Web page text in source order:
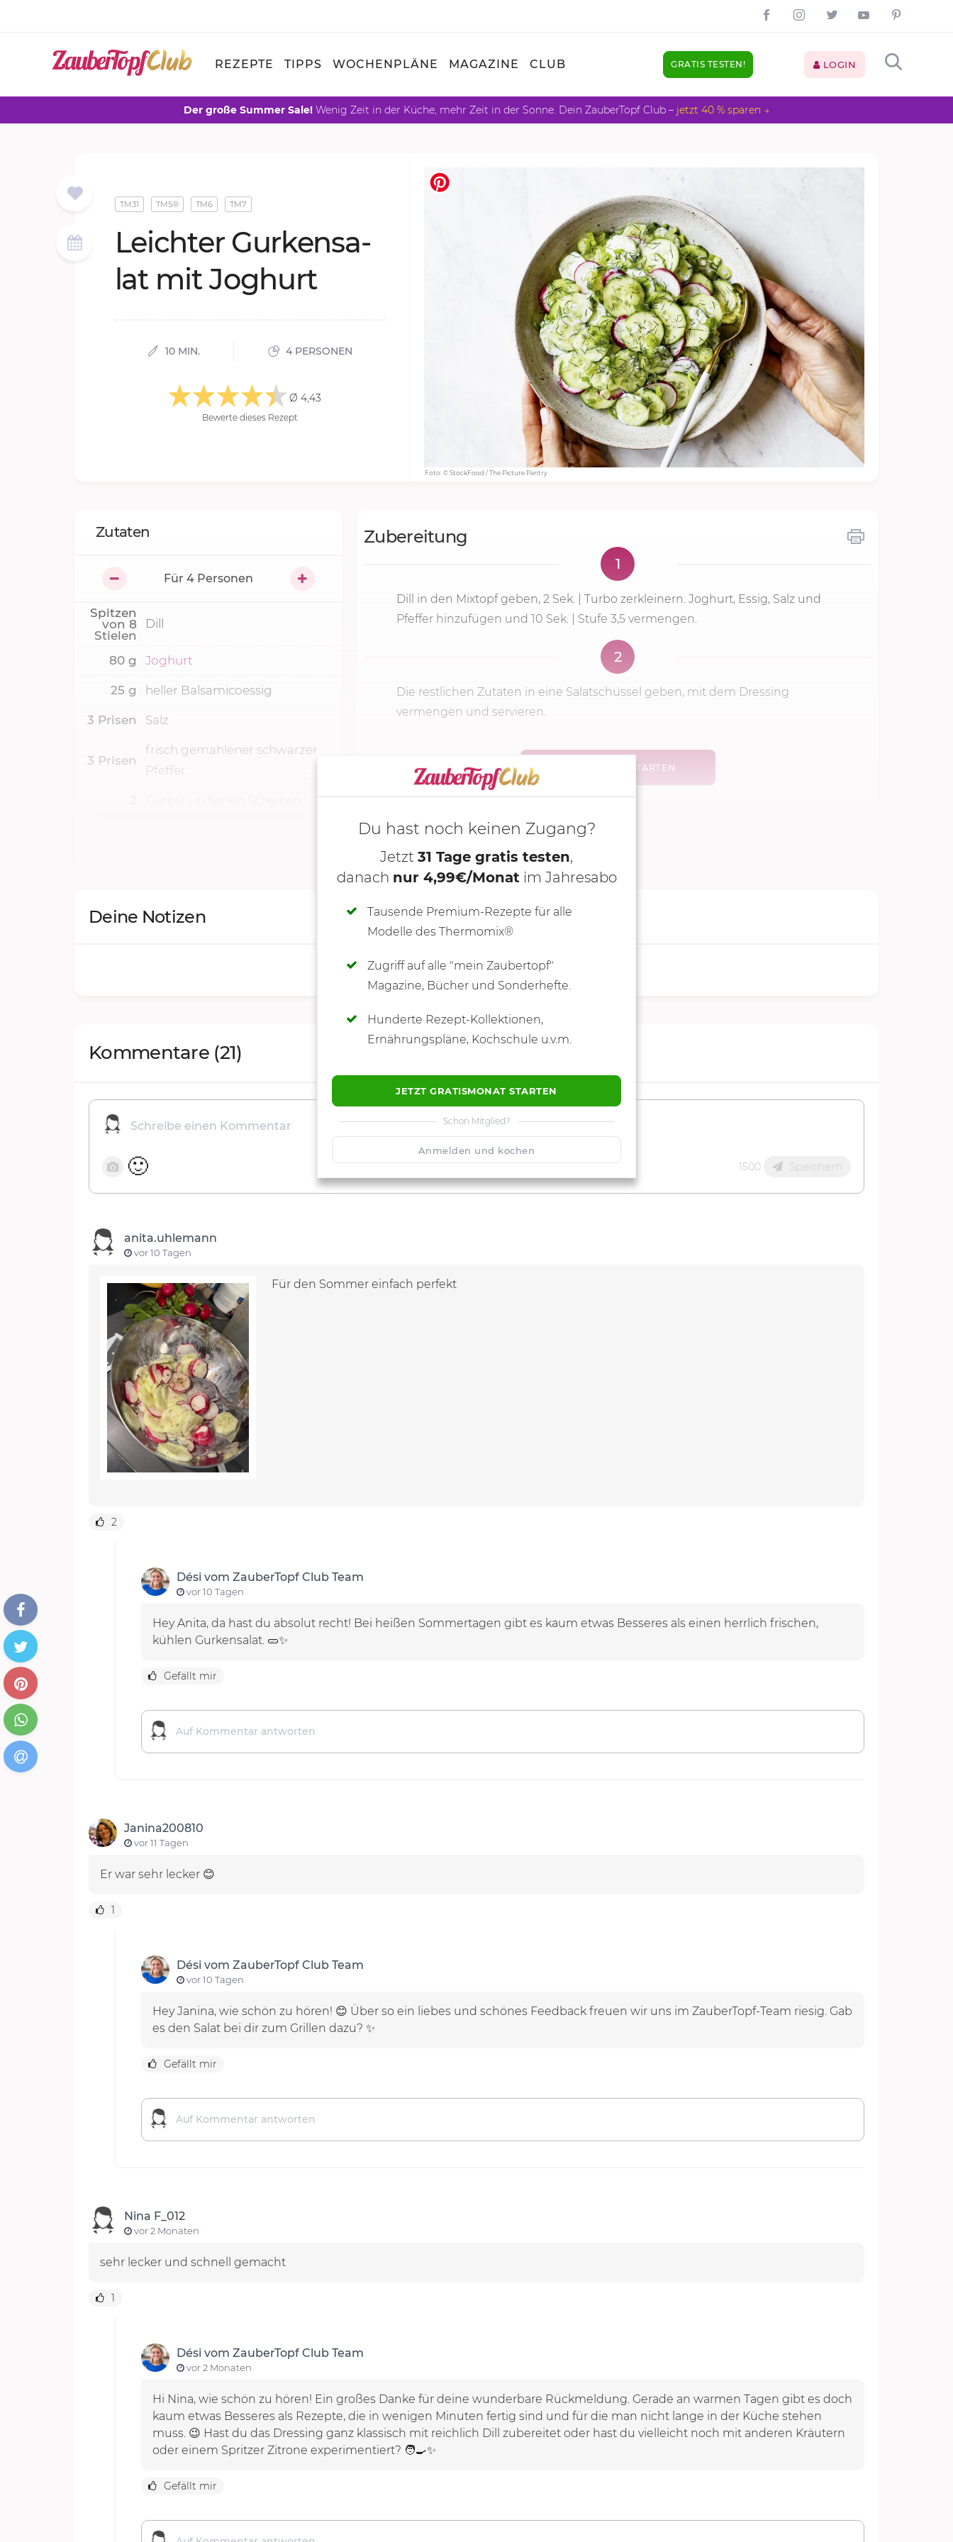
REZEPTE TIPPS WOCHENPLÄNE MAGAZINE CLUB GRATIS TESTEN! LOGIN
Der große Summer Sale! Wenig Zeit in der Küche, mehr Zeit in der Sonne. Dein ZauberTopf Club – jetzt 40 % sparen →
Foto: © StockFood / The Picture Pantry
TM31 TM5® TM6 TM7
Leich­ter Gur­ken­sa­
lat mit Jo­ghurt
10 MIN. 4 PERSONEN
Ø 4,43
Bewerte dieses Rezept
Zubereitung
1
Dill in den Mixtopf geben, 2 Sek.
| Turbo zerkleinern. Joghurt, Essig, Salz und
Pfeffer hinzufügen und 10 Sek. | Stufe 3,5 vermengen.
2
Die restlichen Zutaten in eine Salatschüssel geben, mit dem Dressing
vermengen und servieren.
KOCHMODUS STARTEN
Zutaten
Für 4 Personen
Spitzen
von 8
Stielen
Dill
80 g Joghurt
25 g heller Balsamicoessig
3 Prisen Salz
3 Prisen
frisch gemahlener schwarzer
Pfeffer
Deine Notizen
SCHREIBE NEUE NOTIZ
Du hast noch keinen Zugang?
Jetzt 31 Tage gratis testen,
danach nur 4,99€/Monat im Jahresabo
Tausende Premium-Rezepte für alle
Modelle des Thermomix®
Zugriff auf alle "mein Zaubertopf"
Magazine, Bücher und Sonderhefte.
Hunderte Rezept-Kollektionen,
Ernährungspläne, Kochschule u.v.m.
JETZT GRATISMONAT STARTEN
Schon Mitglied?
Anmelden und kochen
Kommentare (21)
🙂 1500 Speichern
anita.uhlemann
vor 10 Tagen
Für den Sommer einfach perfekt
2
Dési vom ZauberTopf Club Team
vor 10 Tagen
Hey Anita, da hast du absolut recht! Bei heißen Sommertagen gibt es kaum etwas Besseres als einen herrlich frischen,
kühlen Gurkensalat. 🥒✨
Gefällt mir
Janina200810
vor 11 Tagen
Er war sehr lecker 😊
1
Dési vom ZauberTopf Club Team
vor 10 Tagen
Hey Janina, wie schön zu hören! 😊 Über so ein liebes und schönes Feedback freuen wir uns im ZauberTopf-Team riesig. Gab
es den Salat bei dir zum Grillen dazu? ✨
Gefällt mir
Nina F_012
vor 2 Monaten
sehr lecker und schnell gemacht
1
Dési vom ZauberTopf Club Team
vor 2 Monaten
Hi Nina, wie schön zu hören! Ein großes Danke für deine wunderbare Rückmeldung. Gerade an warmen Tagen gibt es doch
kaum etwas Besseres als Rezepte, die in wenigen Minuten fertig sind und für die man nicht lange in der Küche stehen
muss. 😉 Hast du das Dressing ganz klassisch mit reichlich Dill zubereitet oder hast du vielleicht noch mit anderen Kräutern
oder einem Spritzer Zitrone experimentiert? 🧑‍🍳✨
Gefällt mir